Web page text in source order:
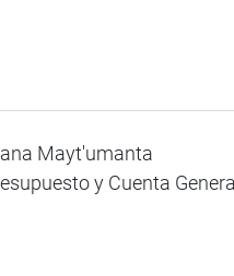
Mayt'umanta
y Cuenta